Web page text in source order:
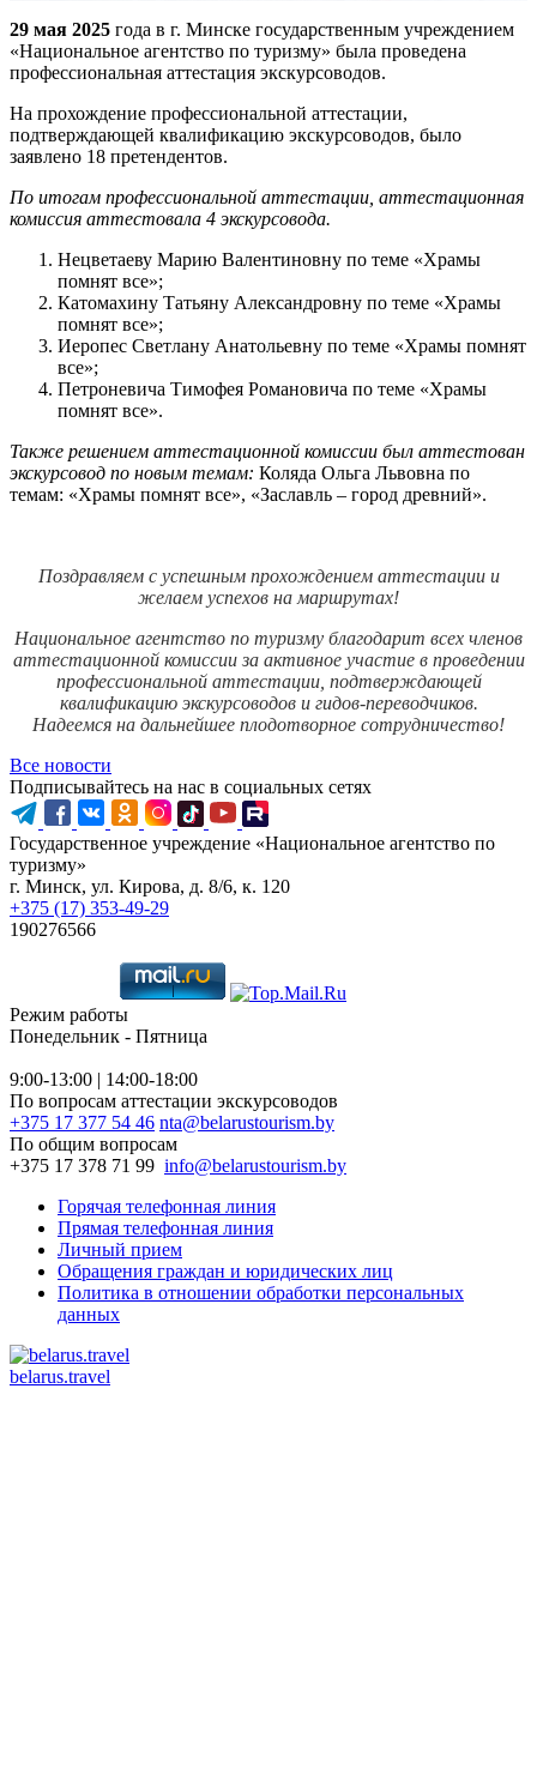
29 мая 2025 года в г. Минске государственным учреждением
«Национальное агентство по туризму» была проведена
профессиональная аттестация экскурсоводов.
На прохождение профессиональной аттестации,
подтверждающей квалификацию экскурсоводов, было
заявлено 18 претендентов.
По итогам профессиональной аттестации, аттестационная
комиссия аттестовала 4 экскурсовода.
Нецветаеву Марию Валентиновну по теме «Храмы
помнят все»;
Катомахину Татьяну Александровну по теме «Храмы
помнят все»;
Иеропес Светлану Анатольевну по теме «Храмы помнят
все»;
Петроневича Тимофея Романовича по теме «Храмы
помнят все».
Также решением аттестационной комиссии был аттестован
экскурсовод по новым темам: Коляда Ольга Львовна по
темам: «Храмы помнят все», «Заславль – город древний».
Поздравляем с успешным прохождением аттестации и
желаем успехов на маршрутах!
Национальное агентство по туризму благодарит всех членов
аттестационной комиссии за активное участие в проведении
профессиональной аттестации, подтверждающей
квалификацию экскурсоводов и гидов-переводчиков.
Надеемся на дальнейшее плодотворное сотрудничество!
Все новости
Подписывайтесь на нас в социальных сетях
Государственное учреждение «Национальное агентство по
туризму»
г. Минск, ул. Кирова, д. 8/6, к. 120
+375 (17) 353-49-29
190276566
Режим работы
Понедельник - Пятница
9:00-13:00 | 14:00-18:00
По вопросам аттестации экскурсоводов
+375 17 377 54 46 nta@belarustourism.by
По общим вопросам
+375 17 378 71 99 info@belarustourism.by
Горячая телефонная линия
Прямая телефонная линия
Личный прием
Обращения граждан и юридических лиц
Политика в отношении обработки персональных
данных
belarus.travel